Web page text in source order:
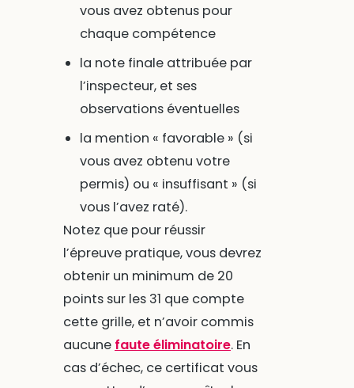
vous avez obtenus pour
chaque compétence
la note finale attribuée par
l’inspecteur, et ses
observations éventuelles
la mention « favorable » (si
vous avez obtenu votre
permis) ou « insuffisant » (si
vous l’avez raté).
Notez que pour réussir
l’épreuve pratique, vous devrez
obtenir un minimum de 20
points sur les 31 que compte
cette grille, et n’avoir commis
aucune faute éliminatoire. En
cas d’échec, ce certificat vous